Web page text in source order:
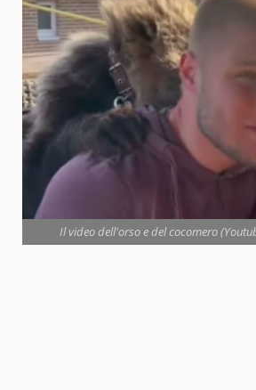
Il video dell'orso e del cocomero